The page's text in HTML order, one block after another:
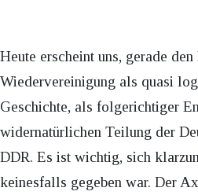
Heute erscheint uns, gerade
Wiedervereinigung als quasi
Geschichte, als folgerichtiger
widernatürlichen Teilung der
DDR. Es ist wichtig, sich
keinesfalls gegeben war. Der